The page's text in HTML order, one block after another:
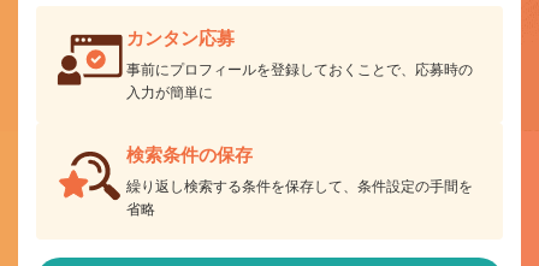
カンタン応募
事前にプロフィールを登録しておくことで、応募時の
入力が簡単に
検索条件の保存
繰り返し検索する条件を保存して、条件設定の手間を
省略